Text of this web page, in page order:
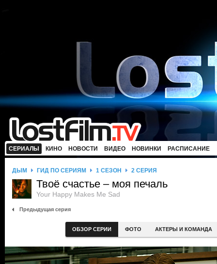
СЕРИАЛЫ КИНО НОВОСТИ ВИДЕО НОВИНКИ РАСПИСАНИЕ
ДЫМ ГИД ПО СЕРИЯМ 1 СЕЗОН 2 СЕРИЯ
Твоё счастье – моя печаль
Your Happy Makes Me Sad
Предыдущая серия
ОБЗОР СЕРИИ ФОТО АКТЕРЫ И КОМАНДА